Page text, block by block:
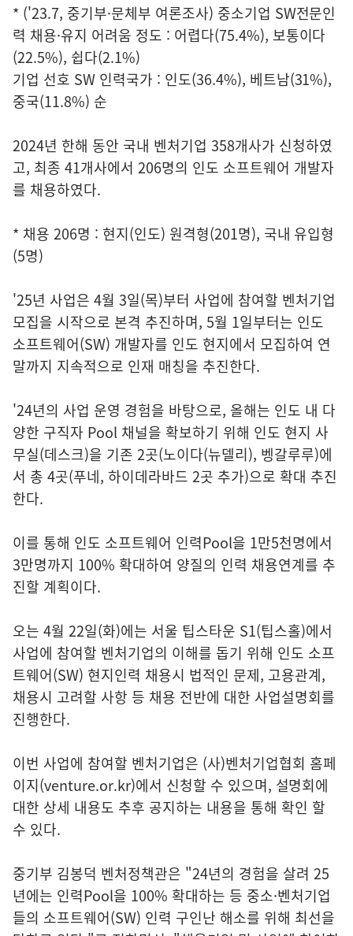
* ('23.7, 중기부·문체부 여론조사) 중소기업 SW전문인
력 채용·유지 어려움 정도 : 어렵다(75.4%), 보통이다
(22.5%), 쉽다(2.1%)
기업 선호 SW 인력국가 : 인도(36.4%), 베트남(31%),
중국(11.8%) 순
2024년 한해 동안 국내 벤처기업 358개사가 신청하였
고, 최종 41개사에서 206명의 인도 소프트웨어 개발자
를 채용하였다.
* 채용 206명 : 현지(인도) 원격형(201명), 국내 유입형
(5명)
'25년 사업은 4월 3일(목)부터 사업에 참여할 벤처기업
모집을 시작으로 본격 추진하며, 5월 1일부터는 인도
소프트웨어(SW) 개발자를 인도 현지에서 모집하여 연
말까지 지속적으로 인재 매칭을 추진한다.
'24년의 사업 운영 경험을 바탕으로, 올해는 인도 내 다
양한 구직자 Pool 채널을 확보하기 위해 인도 현지 사
무실(데스크)을 기존 2곳(노이다(뉴델리), 벵갈루루)에
서 총 4곳(푸네, 하이데라바드 2곳 추가)으로 확대 추진
한다.
이를 통해 인도 소프트웨어 인력Pool을 1만5천명에서
3만명까지 100% 확대하여 양질의 인력 채용연계를 추
진할 계획이다.
오는 4월 22일(화)에는 서울 팁스타운 S1(팁스홀)에서
사업에 참여할 벤처기업의 이해를 돕기 위해 인도 소프
트웨어(SW) 현지인력 채용시 법적인 문제, 고용관계,
채용시 고려할 사항 등 채용 전반에 대한 사업설명회를
진행한다.
이번 사업에 참여할 벤처기업은 (사)벤처기업협회 홈페
이지(venture.or.kr)에서 신청할 수 있으며, 설명회에
대한 상세 내용도 추후 공지하는 내용을 통해 확인 할
수 있다.
중기부 김봉덕 벤처정책관은 "24년의 경험을 살려 25
년에는 인력Pool을 100% 확대하는 등 중소·벤처기업
들의 소프트웨어(SW) 인력 구인난 해소를 위해 최선을